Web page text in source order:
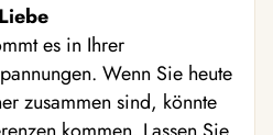
es in Ihrer
Wenn Sie heute
zusammen sind, könnte